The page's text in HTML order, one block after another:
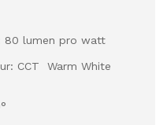
80 lumen pro watt
CCT Warm White